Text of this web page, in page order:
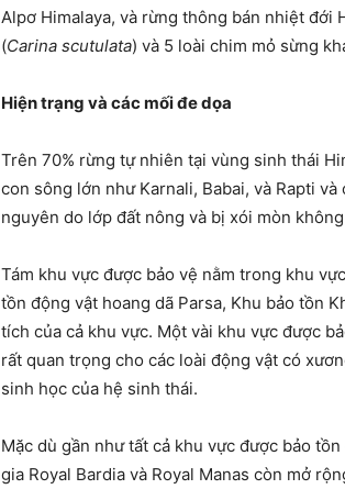
Alpơ Himalaya, và rừng thông bán nhiệt đới
(Carina scutulata) và 5 loài chim mỏ sừng
Hiện trạng và các mối đe dọa
Trên 70% rừng tự nhiên tại vùng sinh thái
con sông lớn như Karnali, Babai, và Rapti
nguyên do lớp đất nông và bị xói mòn
Tám khu vực được bảo vệ nằm trong khu
tồn động vật hoang dã Parsa, Khu bảo tồn
tích của cả khu vực. Một vài khu vực được
rất quan trọng cho các loài động vật có
sinh học của hệ sinh thái.
Mặc dù gần như tất cả khu vực được bảo
gia Royal Bardia và Royal Manas còn mở